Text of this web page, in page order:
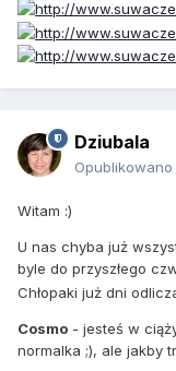
Dziubala
Opublikowano
Witam :)
U nas chyba już
byle do przyszłego
Chłopaki już dni
Cosmo - jesteś w
normalka ;), ale jakby